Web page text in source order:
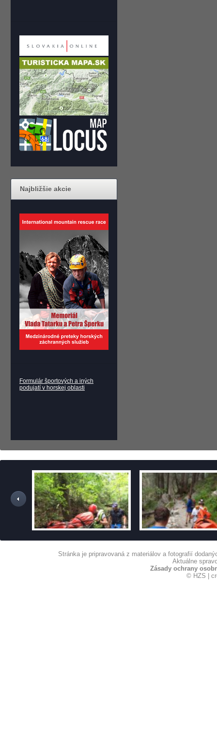
Najbližšie akcie
Formulár športových a iných
podujatí v horskej oblasti
Stránka je pripravovaná z materiálov a fotografií
Aktuálne
Zásady ochrany
© HZS |